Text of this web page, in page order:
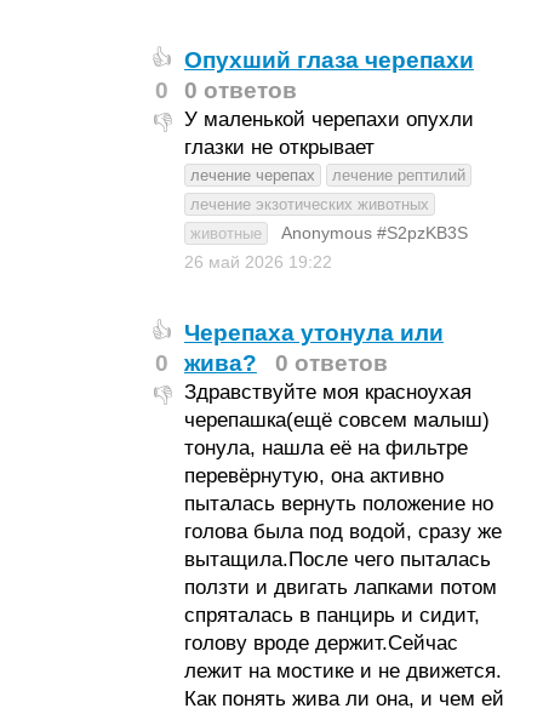
👍
0
👎
Опухший глаза черепахи
0 ответов
У маленькой черепахи опухли
глазки не открывает
лечение черепах
лечение рептилий
лечение экзотических животных
животные
Anonymous #S2pzKB3S
26 май 2026 19:22
👍
0
👎
Черепаха утонула или
жива?
0 ответов
Здравствуйте моя красноухая
черепашка(ещё совсем малыш)
тонула, нашла её на фильтре
перевёрнутую, она активно
пыталась вернуть положение но
голова была под водой, сразу же
вытащила.После чего пыталась
ползти и двигать лапками потом
спряталась в панцирь и сидит,
голову вроде держит.Сейчас
лежит на мостике и не движется.
Как понять жива ли она, и чем ей